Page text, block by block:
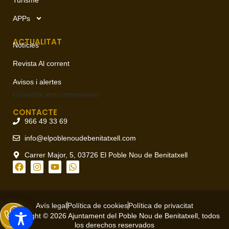
APPs
ACTUALITAT
Notícies
Revista Al corrent
Avisos i alertes
Contactar amb comunicació
CONTACTE
966 49 33 69
info@elpoblenoudebenitatxell.com
Carrer Major, 5, 03726 El Poble Nou de Benitatxell
Avís legalPolítica de cookiesPolítica de privacitat
Copyright © 2026 Ajuntament del Poble Nou de Benitatxell, todos
los derechos reservados